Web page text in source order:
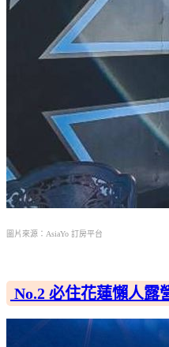
圖片來源：AsiaYo 訂房平台
No.2 必住花蓮懶人露